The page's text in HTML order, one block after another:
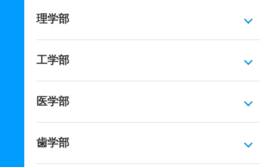
理学部
工学部
医学部
歯学部